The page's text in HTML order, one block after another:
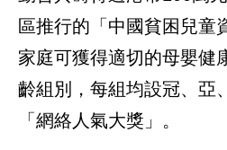
區推行的「中國貧困兒童
家庭可獲得適切的母嬰健
齡組別，每組均設冠、亞
「網絡人氣大獎」。